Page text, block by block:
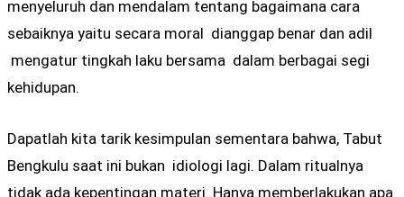
menyeluruh dan mendalam tentang bagaimana cara
sebaiknya yaitu secara moral dianggap benar dan adil
mengatur tingkah laku bersama dalam berbagai segi
kehidupan.
Dapatlah kita tarik kesimpulan sementara bahwa, Tabut
Bengkulu saat ini bukan idiologi lagi. Dalam ritualnya
tidak ada kepentingan materi. Hanya memberlakukan apa